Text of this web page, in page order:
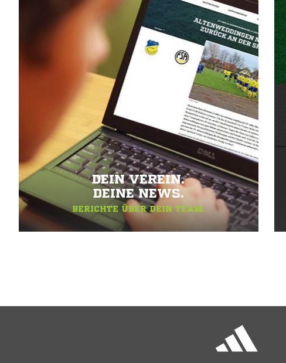
DEIN VEREIN.
DEINE NEWS.
BERICHTE ÜBER DEIN TEAM.